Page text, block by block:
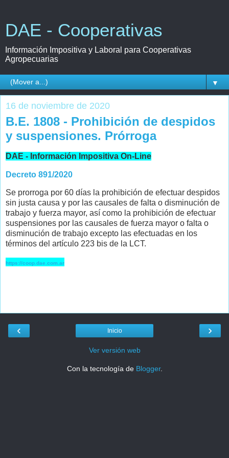
DAE - Cooperativas
Información Impositiva y Laboral para Cooperativas
Agropecuarias
▼
16 de noviembre de 2020
B.E. 1808 - Prohibición de despidos
y suspensiones. Prórroga
DAE - Información Impositiva On-Line
Decreto 891/2020
Se prorroga por 60 días la prohibición de efectuar despidos
sin justa causa y por las causales de falta o disminución de
trabajo y fuerza mayor, así como la prohibición de efectuar
suspensiones por las causales de fuerza mayor o falta o
disminución de trabajo excepto las efectuadas en los
términos del artículo 223 bis de la LCT.
https://coop.dae.com.ar
‹ ›
Inicio
Ver versión web
Con la tecnología de Blogger.